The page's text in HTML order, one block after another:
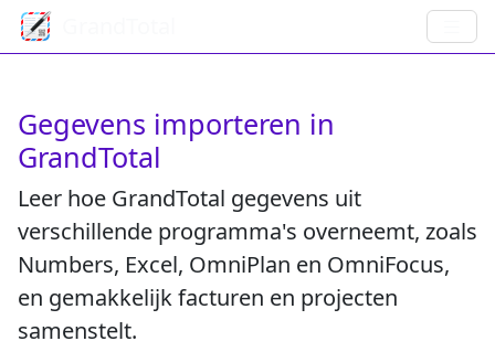
Gegevens importeren in
GrandTotal
Leer hoe GrandTotal gegevens uit
verschillende programma's overneemt, zoals
Numbers, Excel, OmniPlan en OmniFocus,
en gemakkelijk facturen en projecten
samenstelt.